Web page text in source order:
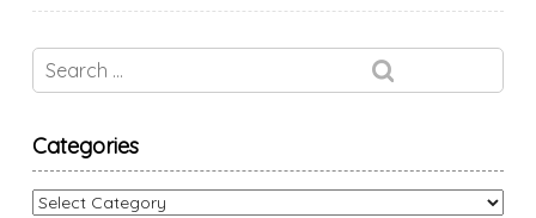
Categories
Categories